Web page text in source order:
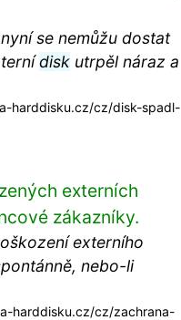
se nemůžu dostat
diskutrpěl náraz a
harddisku.cz/cz/disk-spadl-
externích
zákazníky.
externího
nebo-li
harddisku.cz/cz/zachrana-